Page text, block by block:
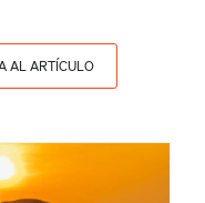
AL ARTÍCULO